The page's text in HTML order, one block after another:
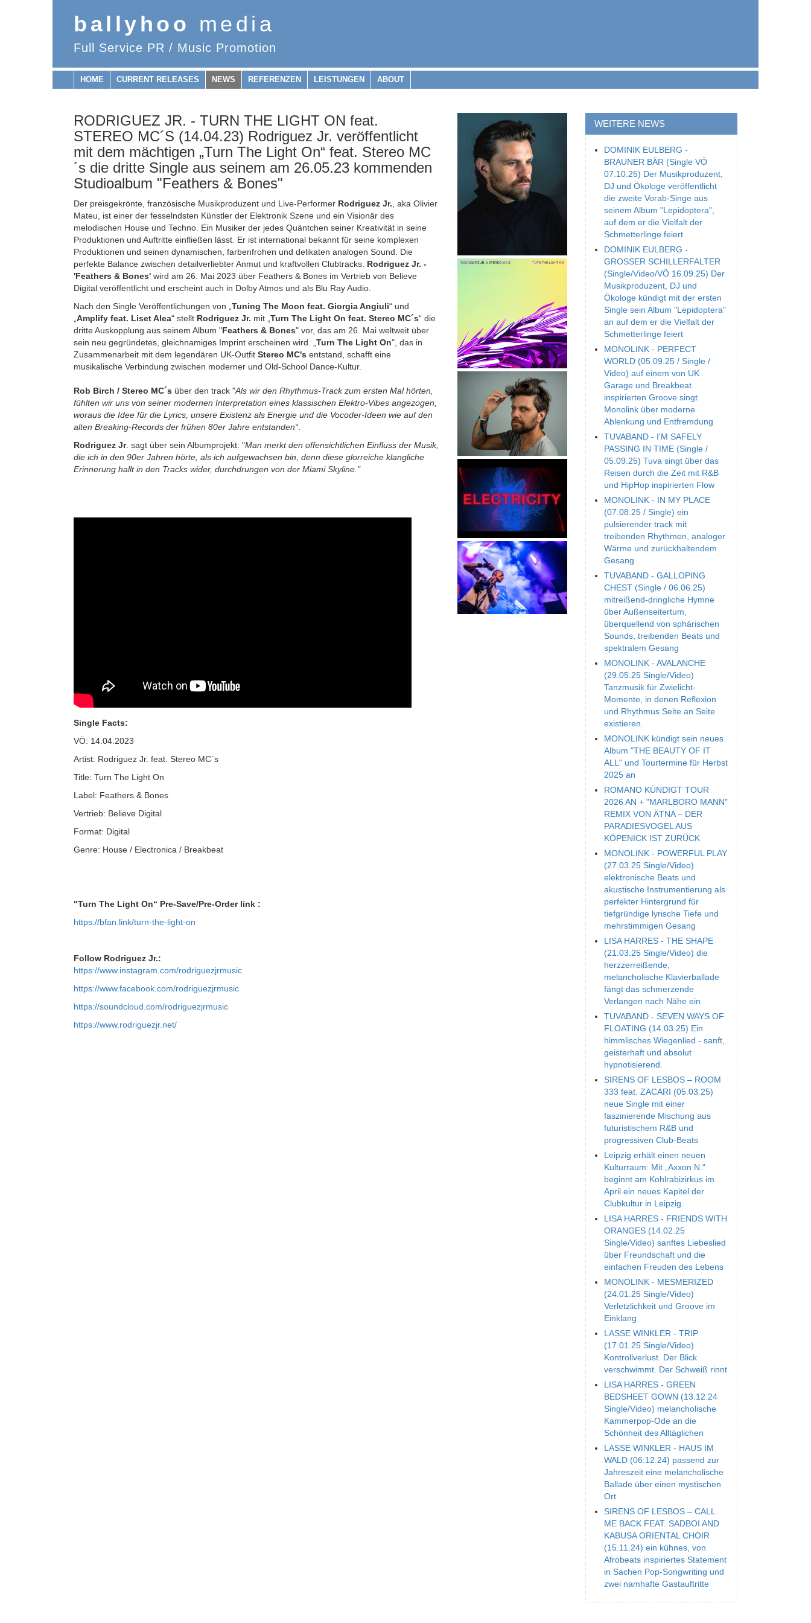
ballyhoo media
Full Service PR / Music Promotion
HOME CURRENT RELEASES NEWS REFERENZEN LEISTUNGEN ABOUT
RODRIGUEZ JR. - TURN THE LIGHT ON feat.
STEREO MC´S (14.04.23) Rodriguez Jr. veröffentlicht
mit dem mächtigen „Turn The Light On“ feat. Stereo MC
´s die dritte Single aus seinem am 26.05.23 kommenden
Studioalbum "Feathers & Bones"
Der preisgekrönte, französische Musikproduzent und Live-Performer Rodriguez Jr. , aka Olivier
Mateu, ist einer der fesselndsten Künstler der Elektronik Szene und ein Visionär des
melodischen House und Techno. Ein Musiker der jedes Quäntchen seiner Kreativität in seine
Produktionen und Auftritte einfließen lässt. Er ist international bekannt für seine komplexen
Produktionen und seinen dynamischen, farbenfrohen und delikaten analogen Sound. Die
perfekte Balance zwischen detailverliebter Anmut und kraftvollen Clubtracks. Rodriguez Jr. -
'Feathers & Bones' wird am 26. Mai 2023 über Feathers & Bones im Vertrieb von Believe
Digital veröffentlicht und erscheint auch in Dolby Atmos und als Blu Ray Audio.
Nach den Single Veröffentlichungen von „ Tuning The Moon feat. Giorgia Angiuli“ und
Amplify feat. Liset Alea“ stellt Rodriguez Jr. mit „ Turn The Light On feat. Stereo MC´s“ die
dritte Auskopplung aus seinem Album "Feathers & Bones" vor, das am 26. Mai weltweit über
sein neu gegründetes, gleichnamiges Imprint erscheinen wird. „ Turn The Light On", das in
Zusammenarbeit mit dem legendären UK-Outfit Stereo MC's entstand, schafft eine
musikalische Verbindung zwischen moderner und Old-School Dance-Kultur.
Rob Birch / Stereo MC´s über den track "Als wir den Rhythmus-Track zum ersten Mal hörten,
fühlten wir uns von seiner modernen Interpretation eines klassischen Elektro-Vibes angezogen,
woraus die Idee für die Lyrics, unsere Existenz als Energie und die Vocoder-Ideen wie auf den
alten Breaking-Records der frühen 80er Jahre entstanden“
Rodriguez Jr. sagt über sein Albumprojekt: "Man merkt den offensichtlichen Einfluss der Musik,
die ich in den 90er Jahren hörte, als ich aufgewachsen bin, denn diese glorreiche klangliche
Erinnerung hallt in den Tracks wider, durchdrungen von der Miami Skyline."
Single Facts:
VÖ: 14.04.2023
Artist: Rodriguez Jr. feat. Stereo MC´s
Title: Turn The Light On
Label: Feathers & Bones
Vertrieb: Believe Digital
Format: Digital
Genre: House / Electronica / Breakbeat
"Turn The Light On“ Pre-Save/Pre-Order link :
https://bfan.link/turn-the-light-on
Follow Rodriguez Jr.:
https://www.instagram.com/rodriguezjrmusic
https://www.facebook.com/rodriguezjrmusic
https://soundcloud.com/rodriguezjrmusic
https://www.rodriguezjr.net/
WEITERE NEWS
DOMINIK EULBERG -
BRAUNER BÄR (Single VÖ
07.10.25) Der Musikproduzent,
DJ und Ökologe veröffentlicht
die zweite Vorab-Singe aus
seinem Album "Lepidoptera",
auf dem er die Vielfalt der
Schmetterlinge feiert
DOMINIK EULBERG -
GROSSER SCHILLERFALTER
(Single/Video/VÖ 16.09.25) Der
Musikproduzent, DJ und
Ökologe kündigt mit der ersten
Single sein Album "Lepidoptera"
an auf dem er die Vielfalt der
Schmetterlinge feiert
MONOLINK - PERFECT
WORLD (05.09.25 / Single /
Video) auf einem von UK
Garage und Breakbeat
inspirierten Groove singt
Monolink über moderne
Ablenkung und Entfremdung
TUVABAND - I'M SAFELY
PASSING IN TIME (Single /
05.09.25) Tuva singt über das
Reisen durch die Zeit mit R&B
und HipHop inspirierten Flow
MONOLINK - IN MY PLACE
(07.08.25 / Single) ein
pulsierender track mit
treibenden Rhythmen, analoger
Wärme und zurückhaltendem
Gesang
TUVABAND - GALLOPING
CHEST (Single / 06.06.25)
mitreißend-dringliche Hymne
über Außenseitertum,
überquellend von sphärischen
Sounds, treibenden Beats und
spektralem Gesang
MONOLINK - AVALANCHE
(29.05.25 Single/Video)
Tanzmusik für Zwielicht-
Momente, in denen Reflexion
und Rhythmus Seite an Seite
existieren.
MONOLINK kündigt sein neues
Album "THE BEAUTY OF IT
ALL" und Tourtermine für Herbst
2025 an
ROMANO KÜNDIGT TOUR
2026 AN + "MARLBORO MANN"
REMIX VON ÄTNA – DER
PARADIESVOGEL AUS
KÖPENICK IST ZURÜCK
MONOLINK - POWERFUL PLAY
(27.03.25 Single/Video)
elektronische Beats und
akustische Instrumentierung als
perfekter Hintergrund für
tiefgründige lyrische Tiefe und
mehrstimmigen Gesang
LISA HARRES - THE SHAPE
(21.03.25 Single/Video) die
herzzerreißende,
melancholische Klavierballade
fängt das schmerzende
Verlangen nach Nähe ein
TUVABAND - SEVEN WAYS OF
FLOATING (14.03.25) Ein
himmlisches Wiegenlied - sanft,
geisterhaft und absolut
hypnotisierend.
SIRENS OF LESBOS – ROOM
333 feat. ZACARI (05.03.25)
neue Single mit einer
faszinierende Mischung aus
futuristischem R&B und
progressiven Club-Beats
Leipzig erhält einen neuen
Kulturraum: Mit „Axxon N.“
beginnt am Kohlrabizirkus im
April ein neues Kapitel der
Clubkultur in Leipzig.
LISA HARRES - FRIENDS WITH
ORANGES (14.02.25
Single/Video) sanftes Liebeslied
über Freundschaft und die
einfachen Freuden des Lebens
MONOLINK - MESMERIZED
(24.01.25 Single/Video)
Verletzlichkeit und Groove im
Einklang
LASSE WINKLER - TRIP
(17.01.25 Single/Video)
Kontrollverlust. Der Blick
verschwimmt. Der Schweiß rinnt
LISA HARRES - GREEN
BEDSHEET GOWN (13.12.24
Single/Video) melancholische
Kammerpop-Ode an die
Schönheit des Alltäglichen
LASSE WINKLER - HAUS IM
WALD (06.12.24) passend zur
Jahreszeit eine melancholische
Ballade über einen mystischen
Ort
SIRENS OF LESBOS – CALL
ME BACK FEAT. SADBOI AND
KABUSA ORIENTAL CHOIR
(15.11.24) ein kühnes, von
Afrobeats inspiriertes Statement
in Sachen Pop-Songwriting und
zwei namhafte Gastauftritte